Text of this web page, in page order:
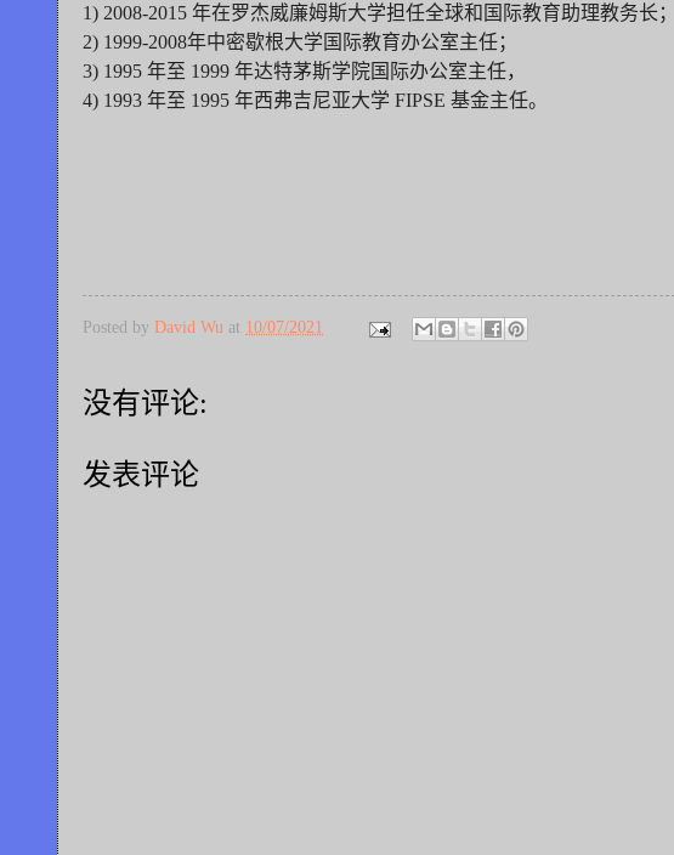
1) 2008-2015 年在罗杰威廉姆斯大学担任全球和国际教育助理教务长；
2) 1999-2008年中密歇根大学国际教育办公室主任；
3) 1995 年至 1999 年达特茅斯学院国际办公室主任，
4) 1993 年至 1995 年西弗吉尼亚大学 FIPSE 基金主任。
Posted by David Wu at 10/07/2021
没有评论:
发表评论